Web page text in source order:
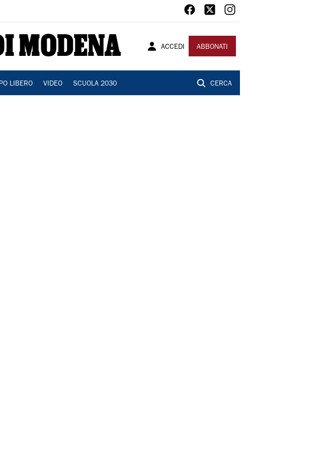
ACCEDI ABBONATI
LIBERO VIDEO SCUOLA 2030 CERCA